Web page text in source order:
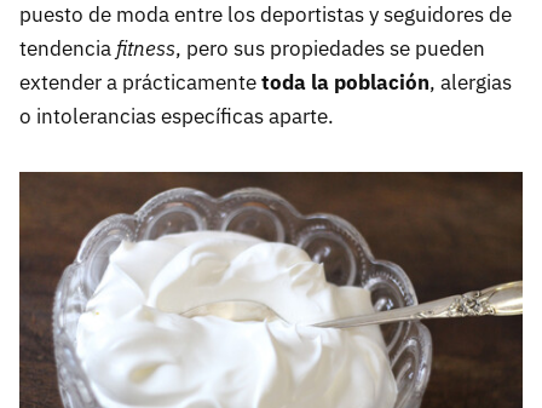
puesto de moda entre los deportistas y seguidores de
tendencia fitness, pero sus propiedades se pueden
extender a prácticamentetoda la población, alergias
o intolerancias específicas aparte.